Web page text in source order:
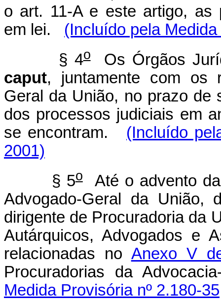
o art. 11-A e este artigo, as
em lei.
(Incluído pela
§ 4oOs Órgãos
caput, juntamente com os
Geral da União, no prazo de
dos processos judiciais em
se encontram. (Incluído
2001)
§ 5oAté o advento
Advogado-Geral da União,
dirigente de Procuradoria da
Autárquicos, Advogados e
relacionadas no Anexo V
Procuradorias da
Medida Provisória nº 2.180-